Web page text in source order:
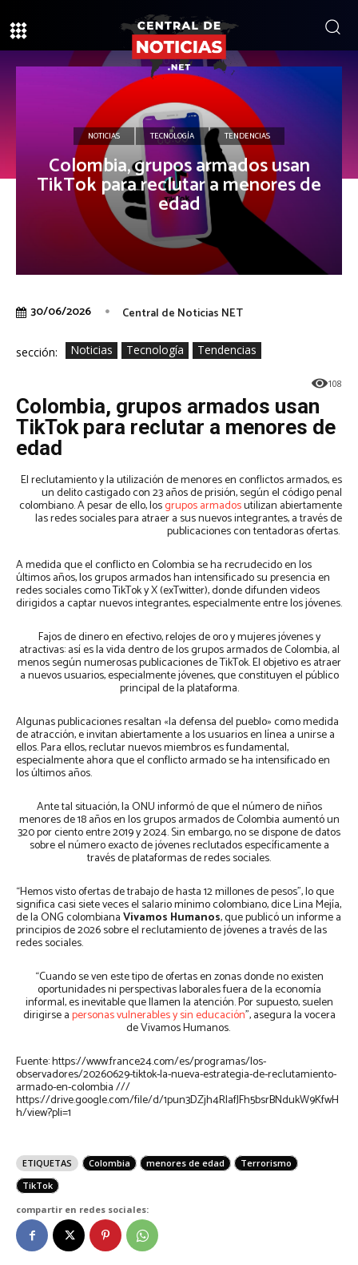
NOTICIAS TECNOLOGÍA TENDENCIAS
Colombia, grupos armados usan
TikTok para reclutar a menores de
edad
30/06/2026 Central de Noticias NET
sección: Noticias Tecnología Tendencias
108
Colombia, grupos armados usan
TikTok para reclutar a menores de
edad
El reclutamiento y la utilización de menores en conflictos armados, es
un delito castigado con 23 años de prisión, según el código penal
colombiano. A pesar de ello, losgrupos armadosutilizan abiertamente
las redes sociales para atraer a sus nuevos integrantes, a través de
publicaciones con tentadoras ofertas.
A medida que el conflicto en Colombia se ha recrudecido en los
últimos años, los grupos armados han intensificado su presencia en
redes sociales como TikTok y X (exTwitter), donde difunden videos
dirigidos a captar nuevos integrantes, especialmente entre los jóvenes.
Fajos de dinero en efectivo, relojes de oro y mujeres jóvenes y
atractivas: así es la vida dentro de los grupos armados de Colombia, al
menos según numerosas publicaciones de TikTok. El objetivo es atraer
a nuevos usuarios, especialmente jóvenes, que constituyen el público
principal de la plataforma.
Algunas publicaciones resaltan «la defensa del pueblo» como medida
de atracción, e invitan abiertamente a los usuarios en línea a unirse a
ellos. Para ellos, reclutar nuevos miembros es fundamental,
especialmente ahora que el conflicto armado se ha intensificado en
los últimos años.
Ante tal situación, la ONU informó de que el número de niños
menores de 18 años en los grupos armados de Colombia aumentó un
320 por ciento entre 2019 y 2024. Sin embargo, no se dispone de datos
sobre el número exacto de jóvenes reclutados específicamente a
través de plataformas de redes sociales.
“Hemos visto ofertas de trabajo de hasta 12 millones de pesos”, lo que
significa casi siete veces el salario mínimo colombiano, dice Lina Mejía,
de la ONG colombianaVivamos Humanos, que publicó un informe a
principios de 2026 sobre el reclutamiento de jóvenes a través de las
redes sociales.
“Cuando se ven este tipo de ofertas en zonas donde no existen
oportunidades ni perspectivas laborales fuera de la economía
informal, es inevitable que llamen la atención. Por supuesto, suelen
dirigirse apersonas vulnerables y sin educación”, asegura la vocera
de Vivamos Humanos.
Fuente: https://www.france24.com/es/programas/los-
observadores/20260629-tiktok-la-nueva-estrategia-de-reclutamiento-
armado-en-colombia ///
https://drive.google.com/file/d/1pun3DZjh4RlafJFh5bsrBNdukW9KfwH
h/view?pli=1
ETIQUETAS Colombia menores de edad
Terrorismo
TikTok
compartir en redes sociales: